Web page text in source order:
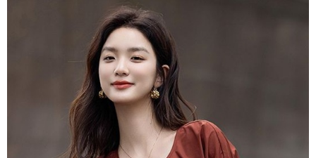
１．透過由恩沛科技股份有限公司提供之「AFTEE先享後付」服務完成之交
易，需依本服務之必要範圍內提供個人資料，並將交易相關給付款項請求債
權轉讓予恩沛科技股份有限公司。
２．關於個人資料處理事宜，請瀏覽以下網址：
https://aftee.tw/terms/#terms3
３．未成年的使用者請事先徵得法定代理人或監護人之同意方可使用
「AFTEE先享後付」，若未經同意申辦者引起之損失，本公司不負相關責
４．使用「AFTEE先享後付」時，將依據個別帳號之用戶狀況，依本公司即
時審查核予不同之上限額度；若仍有額度不足之情形，本公司將視審查結果
請求用戶進行身份認證。
５．嚴禁一人註冊多個帳號或使用他人資訊註冊。若發現惡意使用之情形，
每筆NT$80，滿NT$699(含以上)免運費
每筆NT$80，滿NT$699(含以上)免運費
每筆NT$80，滿NT$699(含以上)免運費
每筆NT$70，滿NT$699(含以上)免運費